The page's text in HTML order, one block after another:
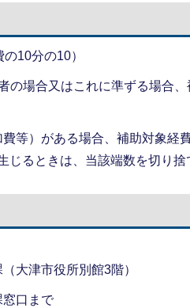
の10分の10）
の場合又はこれに準ずる場合
費等）がある場合、補助対象経
るときは、当該端数を切り捨
大津市役所別館3階）
窓口まで